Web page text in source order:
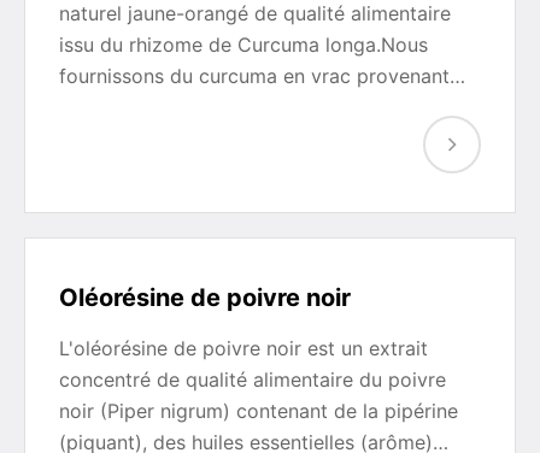
naturel jaune-orangé de qualité alimentaire
issu du rhizome de Curcuma longa.Nous
fournissons du curcuma en vrac provenant…
Oléorésine de poivre noir
L'oléorésine de poivre noir est un extrait
concentré de qualité alimentaire du poivre
noir (Piper nigrum) contenant de la pipérine
(piquant), des huiles essentielles (arôme)…